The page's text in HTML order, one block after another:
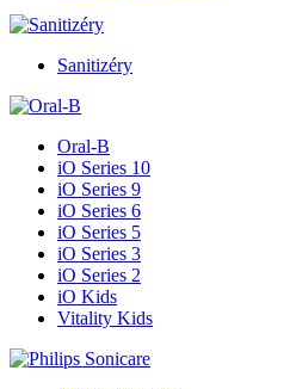
Sanitizéry
Oral-B
iO Series 10
iO Series 9
iO Series 6
iO Series 5
iO Series 3
iO Series 2
iO Kids
Vitality Kids